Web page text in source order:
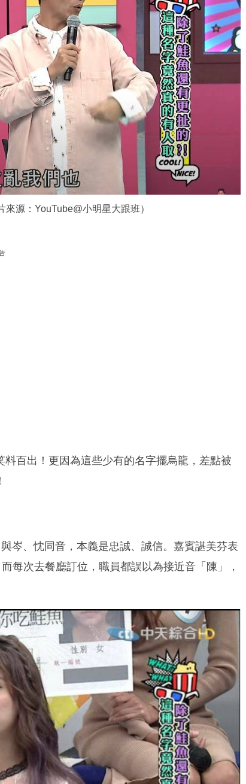
源：YouTube@小明星大跟班）
百出！更因為這些少有的名字擺烏龍，差點被
岑、忱同音，本義是忠誠、誠信。嘉賓諶美芬表
每次去餐廳訂位，職員都誤以為接近音「陳」，